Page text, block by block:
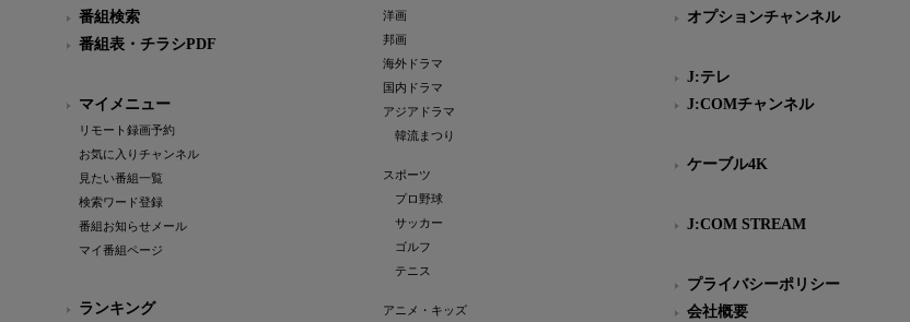
番組検索
番組表・チラシPDF
マイメニュー
リモート録画予約
お気に入りチャンネル
見たい番組一覧
検索ワード登録
番組お知らせメール
マイ番組ページ
ランキング
洋画
邦画
海外ドラマ
国内ドラマ
アジアドラマ
韓流まつり
スポーツ
プロ野球
サッカー
ゴルフ
テニス
アニメ・キッズ
オプションチャンネル
J:テレ
J:COMチャンネル
ケーブル4K
J:COM STREAM
プライバシーポリシー
会社概要